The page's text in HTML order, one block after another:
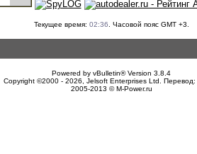
Текущее время: 02:36 . Часовой пояс GMT +3.
Powered by vBulletin® Version 3.8.4
Copyright ©2000 - 2026, Jelsoft Enterprises Ltd. Перевод:
2005-2013 © M-Power.ru